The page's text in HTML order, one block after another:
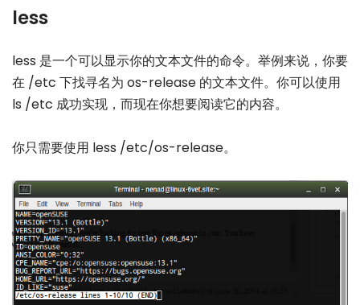
less
less 是一个可以显示你的文本文件的命令。举例来说，你要
在 /etc 下找寻名为 os-release 的文本文件。你可以使用
ls /etc 成功实现，而现在你想要阅读它的内容。
你只需要使用 less /etc/os-release。